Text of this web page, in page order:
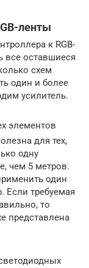
ленты
к RGB-
все оставшиеся
схем
один и более
усилитель.
элементов
для тех,
одну
чем 5 метров.
один
Если требуемая
то
представлена